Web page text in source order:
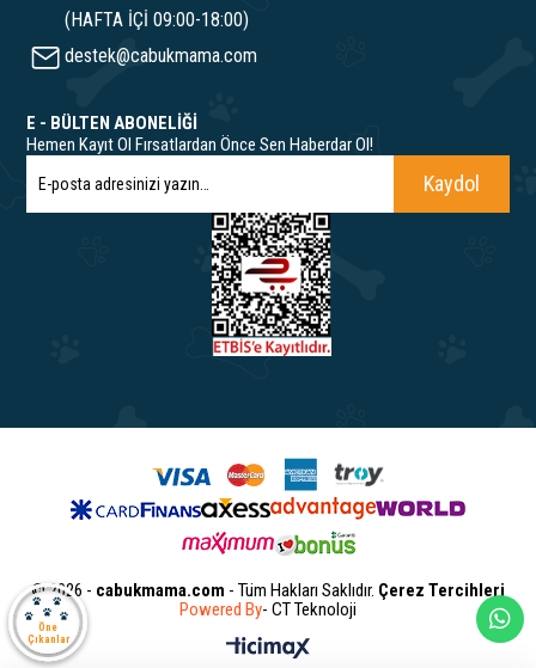
(HAFTA İÇİ 09:00-18:00)
destek@cabukmama.com
E - BÜLTEN ABONELİĞİ
Hemen Kayıt Ol Fırsatlardan Önce Sen Haberdar Ol!
Kaydol
© 2026 - cabukmama.com - Tüm Hakları Saklıdır. Çerez Tercihleri
Powered By- CT Teknoloji
Öne
Çıkanlar